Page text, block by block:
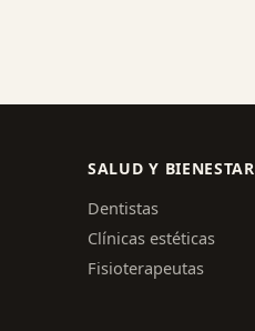
SALUD Y BIENESTAR
Dentistas
Clínicas estéticas
Fisioterapeutas